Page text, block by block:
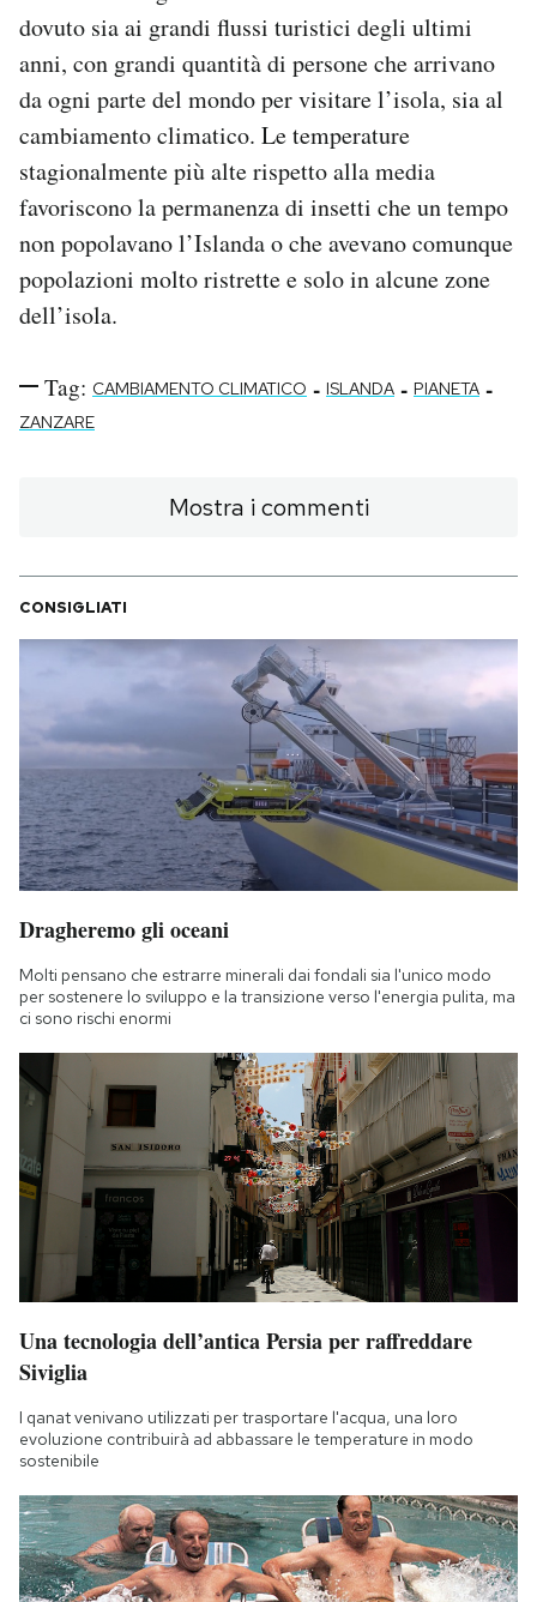
dovuto sia ai grandi flussi turistici degli ultimi
anni, con grandi quantità di persone che arrivano
da ogni parte del mondo per visitare l’isola, sia al
cambiamento climatico. Le temperature
stagionalmente più alte rispetto alla media
favoriscono la permanenza di insetti che un tempo
non popolavano l’Islanda o che avevano comunque
popolazioni molto ristrette e solo in alcune zone
dell’isola.
Tag: CAMBIAMENTO CLIMATICO - ISLANDA - PIANETA -
ZANZARE
Mostra i commenti
CONSIGLIATI
Dragheremo gli oceani
Molti pensano che estrarre minerali dai fondali sia l'unico modo
per sostenere lo sviluppo e la transizione verso l'energia pulita, ma
ci sono rischi enormi
Una tecnologia dell’antica Persia per raffreddare
Siviglia
I qanat venivano utilizzati per trasportare l'acqua, una loro
evoluzione contribuirà ad abbassare le temperature in modo
sostenibile